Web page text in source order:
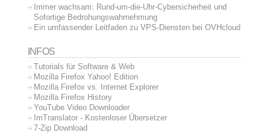
Immer wachsam: Rund-um-die-Uhr-Cybersicherheit und
Sofortige Bedrohungswahrnehmung
Ein umfassender Leitfaden zu VPS-Diensten bei OVHcloud
INFOS
Tutorials für Software & Web
Mozilla Firefox Yahoo! Edition
Mozilla Firefox vs. Internet Explorer
Mozilla Firefox History
YouTube Video Downloader
ImTranslator - Kostenloser Übersetzer
7-Zip Download